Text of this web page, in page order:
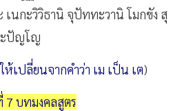
เนกะวิวิธานิ จุปัททะวานิ โมกขัง สุ
ะปัญโญ
เปลี่ยนจากคำว่า เม เป็น เต)
7 บทมงคลสูตร